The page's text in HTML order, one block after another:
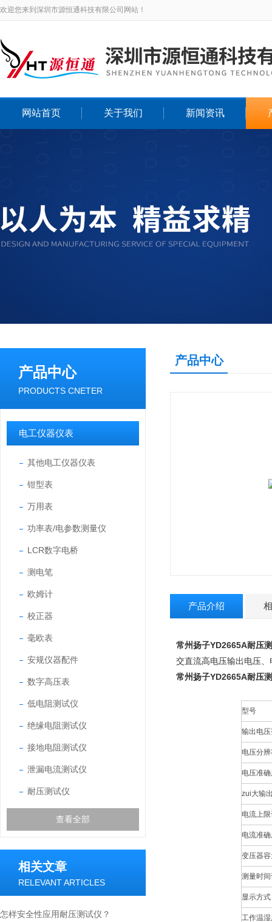
欢迎您来到深圳市源恒通科技有限公司网站！
网站首页 关于我们 新闻资讯
产品中心
PRODUCTS CNETER
电工仪器仪表
其他电工仪器仪表
钳型表
万用表
功率表/电参数测量仪
LCR数字电桥
测电笔
欧姆计
校正器
毫欧表
安规仪器配件
数字高压表
低电阻测试仪
绝缘电阻测试仪
接地电阻测试仪
泄漏电流测试仪
耐压测试仪
查看全部
相关文章
RELEVANT ARTICLES
怎样安全性应用耐压测试仪？
产品中心
产品介绍
常州扬子YD2665A耐压
交直流高电压输出电压
常州扬子YD2665A耐压
型号
输出电
电压分
电压准
zui大输
电流上
电流准
变压器
测量时
显示方式
工作温